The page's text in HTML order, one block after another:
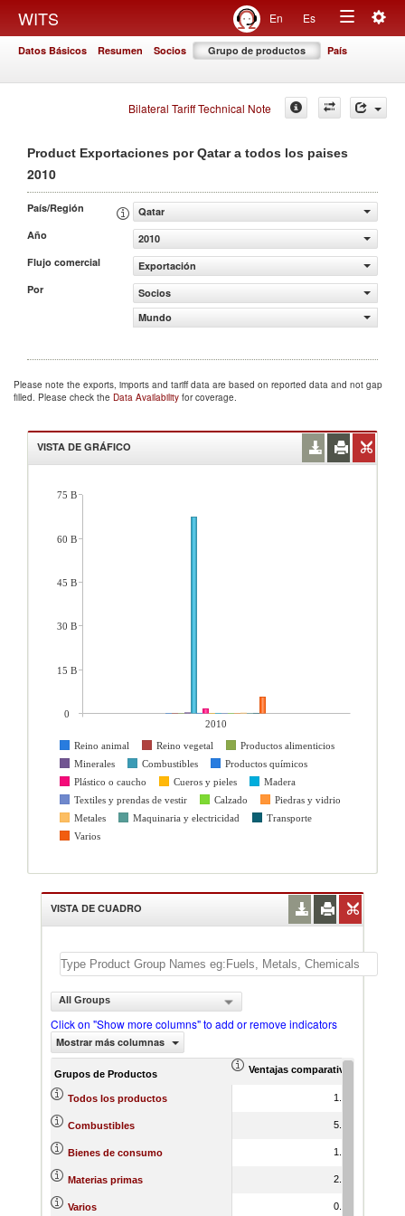
WITS En Es
Toggle
Datos Básicos Resumen Socios Grupo de productos País
Bilateral Tariff Technical Note
Product Exportaciones por Qatar a todos los paises
2010
País/Región
Qatar
Año
2010
Flujo comercial
Exportación
Por
Socios
Mundo
Please note the exports, imports and tariff data are based on reported data and not gap
filled. Please check the Data Availability for coverage.
VISTA DE GRÁFICO
2010
Reino animal
Reino vegetal
Productos alimenticios
Minerales
Combustibles
Productos químicos
Plástico o caucho
Cueros y pieles
Madera
Textiles y prendas de vestir
Calzado
Piedras y vidrio
Metales
Maquinaria y electricidad
Transporte
Varios
75 B
60 B
45 B
30 B
15 B
0
VISTA DE CUADRO
All Groups
Click on "Show more columns" to add or remove indicators
Mostrar más columnas
Grupos de Productos Ventajas comparativas reveladas
Todos los productos 1.00
Combustibles 5.92
Bienes de consumo 1.68
Materias primas 2.70
Varios 0.03